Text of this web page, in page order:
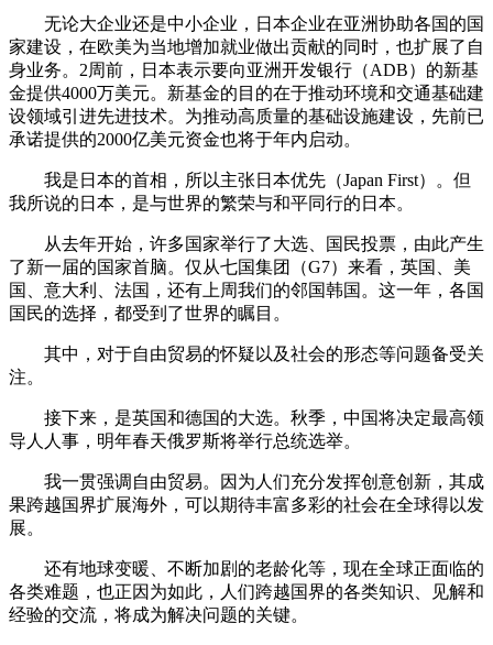
无论大企业还是中小企业，日本企业在亚洲协助各国的国
家建设，在欧美为当地增加就业做出贡献的同时，也扩展了自
身业务。2周前，日本表示要向亚洲开发银行（ADB）的新基
金提供4000万美元。新基金的目的在于推动环境和交通基础建
设领域引进先进技术。为推动高质量的基础设施建设，先前已
承诺提供的2000亿美元资金也将于年内启动。
我是日本的首相，所以主张日本优先（Japan First）。但
我所说的日本，是与世界的繁荣与和平同行的日本。
从去年开始，许多国家举行了大选、国民投票，由此产生
了新一届的国家首脑。仅从七国集团（G7）来看，英国、美
国、意大利、法国，还有上周我们的邻国韩国。这一年，各国
国民的选择，都受到了世界的瞩目。
其中，对于自由贸易的怀疑以及社会的形态等问题备受关
注。
接下来，是英国和德国的大选。秋季，中国将决定最高领
导人人事，明年春天俄罗斯将举行总统选举。
我一贯强调自由贸易。因为人们充分发挥创意创新，其成
果跨越国界扩展海外，可以期待丰富多彩的社会在全球得以发
展。
还有地球变暖、不断加剧的老龄化等，现在全球正面临的
各类难题，也正因为如此，人们跨越国界的各类知识、见解和
经验的交流，将成为解决问题的关键。